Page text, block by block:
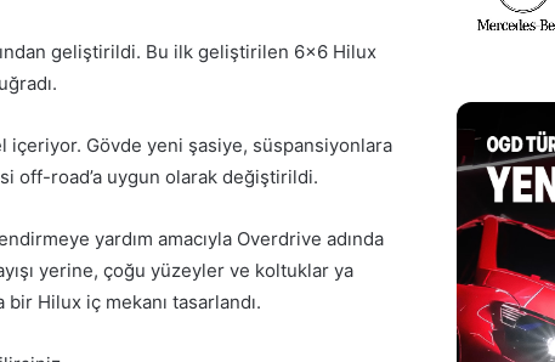
geliştirildi. Bu ilk geliştirilen 6×6 Hilux
içeriyor. Gövde yeni şasiye, süspansiyonlara
off-road’a uygun olarak değiştirildi.
yardım amacıyla Overdrive adında
yerine, çoğu yüzeyler ve koltuklar ya
Hilux iç mekanı tasarlandı.